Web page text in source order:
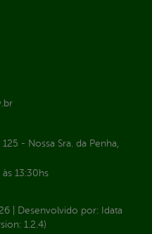
- Nossa Sra. da Penha,
13:30hs
Desenvolvido por: Idata
1.2.4)